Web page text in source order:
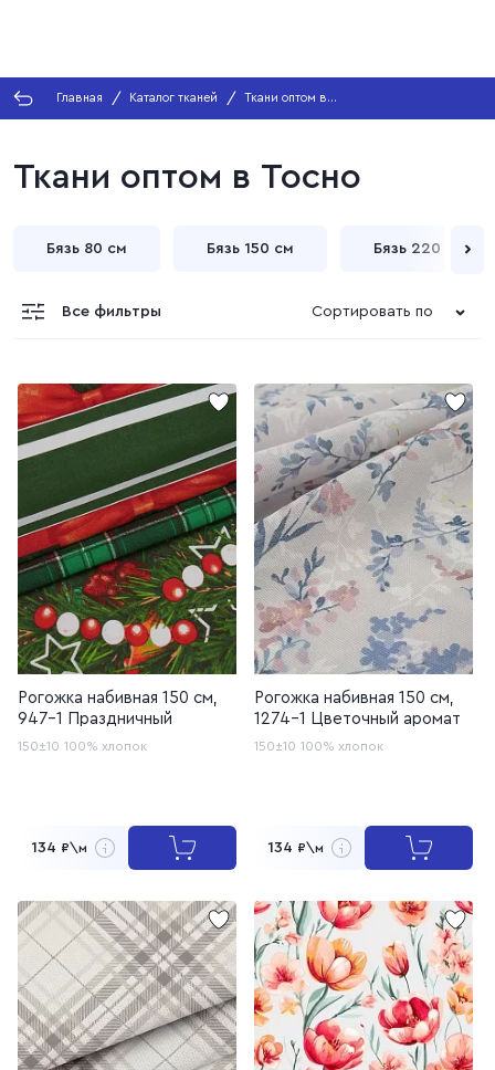
Главная Каталог тканей
Ткани оптом в
Тосно
Ткани оптом в Тосно
Бязь 80 см Бязь 150 см Бязь 220 см
Все фильтры Сортировать по
Рогожка набивная 150 см,
947-1 Праздничный
150±10 100% хлопок
134 ₽\м
Рогожка набивная 150 см,
1274-1 Цветочный аромат
150±10 100% хлопок
134 ₽\м